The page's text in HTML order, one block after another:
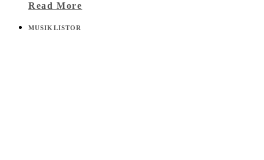
Read More
MUSIKLISTOR